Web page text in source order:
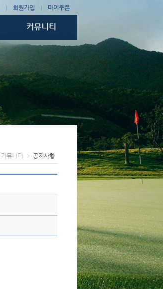
회원가입 마이쿠폰
커뮤니티
공지사항
조인게시판
커뮤니티 공지사항